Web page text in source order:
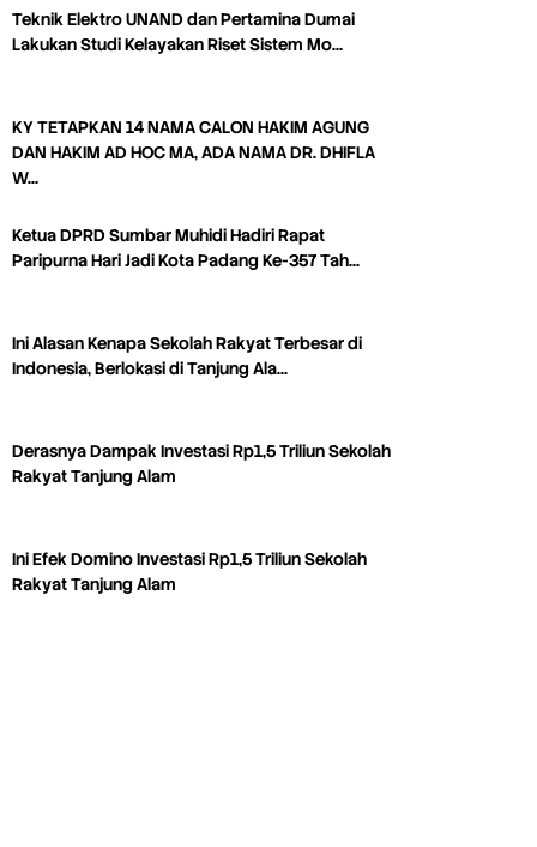
Teknik Elektro UNAND dan Pertamina Dumai
Lakukan Studi Kelayakan Riset Sistem Mo…
KY TETAPKAN 14 NAMA CALON HAKIM AGUNG
DAN HAKIM AD HOC MA, ADA NAMA DR. DHIFLA
W…
Ketua DPRD Sumbar Muhidi Hadiri Rapat
Paripurna Hari Jadi Kota Padang Ke-357 Tah…
Ini Alasan Kenapa Sekolah Rakyat Terbesar di
Indonesia, Berlokasi di Tanjung Ala…
Derasnya Dampak Investasi Rp1,5 Triliun Sekolah
Rakyat Tanjung Alam
Ini Efek Domino Investasi Rp1,5 Triliun Sekolah
Rakyat Tanjung Alam